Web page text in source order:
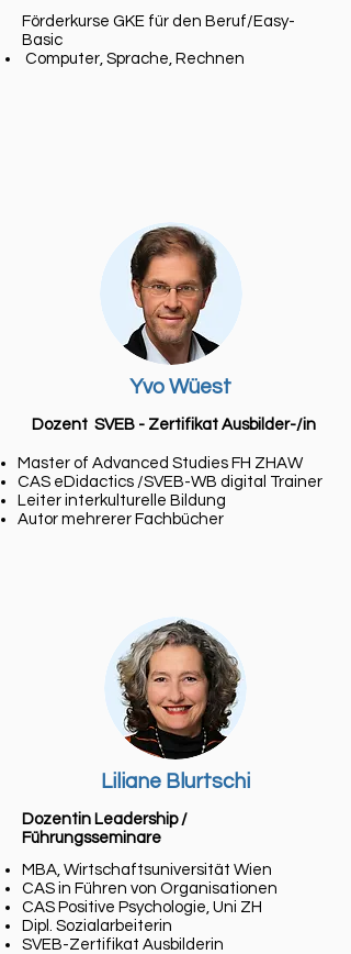
Förderkurse GKE für den Beruf/Easy-
Basic
Computer, Sprache, Rechnen
Yvo Wüest
Dozent SVEB - Zertifikat Ausbilder-/in
Master of Advanced Studies FH ZHAW
CAS eDidactics /SVEB-WB digital Trainer
Leiter interkulturelle Bildung
Autor mehrerer Fachbücher
Liliane Blurtschi
Dozentin Leadership /
Führungsseminare
MBA, Wirtschaftsuniversität Wien
CAS in Führen von Organisationen
CAS Positive Psychologie, Uni ZH
Dipl. Sozialarbeiterin
SVEB-Zertifikat Ausbilderin